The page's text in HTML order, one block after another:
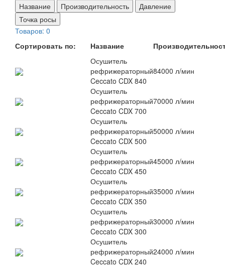
Название
Производительность
Давление
Точка росы
Товаров: 0
Сортировать по:
Название
Осушитель
рефрижераторный
Ceccato CDX 840
84000 л/мин
Осушитель
рефрижераторный
Ceccato CDX 700
70000 л/мин
Осушитель
рефрижераторный
Ceccato CDX 500
50000 л/мин
Осушитель
рефрижераторный
Ceccato CDX 450
45000 л/мин
Осушитель
рефрижераторный
Ceccato CDX 350
35000 л/мин
Осушитель
рефрижераторный
Ceccato CDX 300
30000 л/мин
Осушитель
рефрижераторный
Ceccato CDX 240
24000 л/мин